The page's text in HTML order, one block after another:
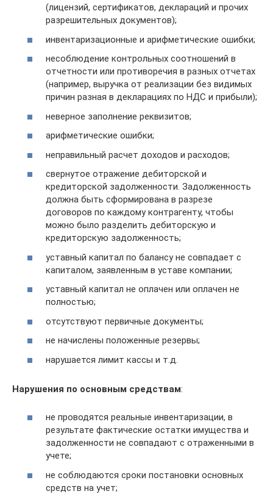
(лицензий, сертификатов, деклараций и прочих
разрешительных документов);
инвентаризационные и арифметические ошибки;
несоблюдение контрольных соотношений в
отчетности или противоречия в разных отчетах
(например, выручка от реализации без видимых
причин разная в декларациях по НДС и прибыли);
неверное заполнение реквизитов;
арифметические ошибки;
неправильный расчет доходов и расходов;
свернутое отражение дебиторской и
кредиторской задолженности. Задолженность
должна быть сформирована в разрезе
договоров по каждому контрагенту, чтобы
можно было разделить дебиторскую и
кредиторскую задолженность;
уставный капитал по балансу не совпадает с
капиталом, заявленным в уставе компании;
уставный капитал не оплачен или оплачен не
полностью;
отсутствуют первичные документы;
не начислены положенные резервы;
нарушается лимит кассы и т.д.
Нарушения по основным средствам:
не проводятся реальные инвентаризации, в
результате фактические остатки имущества и
задолженности не совпадают с отраженными в
учете;
не соблюдаются сроки постановки основных
средств на учет;